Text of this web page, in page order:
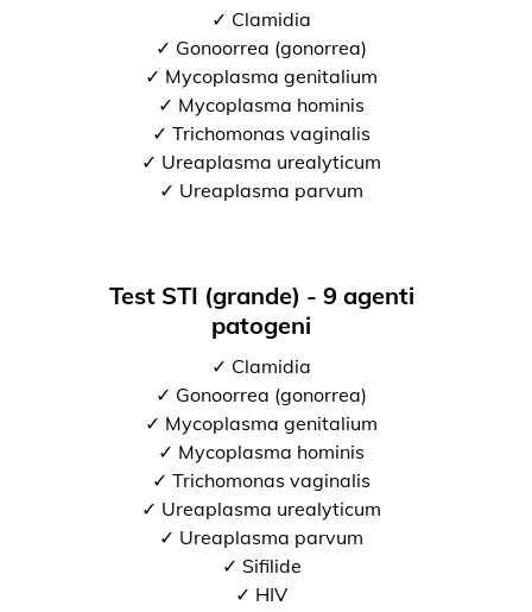
✓ Clamidia
✓ Gonoorrea (gonorrea)
✓ Mycoplasma genitalium
✓ Mycoplasma hominis
✓ Trichomonas vaginalis
✓ Ureaplasma urealyticum
✓ Ureaplasma parvum
Test STI (grande) - 9 agenti
patogeni
✓ Clamidia
✓ Gonoorrea (gonorrea)
✓ Mycoplasma genitalium
✓ Mycoplasma hominis
✓ Trichomonas vaginalis
✓ Ureaplasma urealyticum
✓ Ureaplasma parvum
✓ Sifilide
✓ HIV